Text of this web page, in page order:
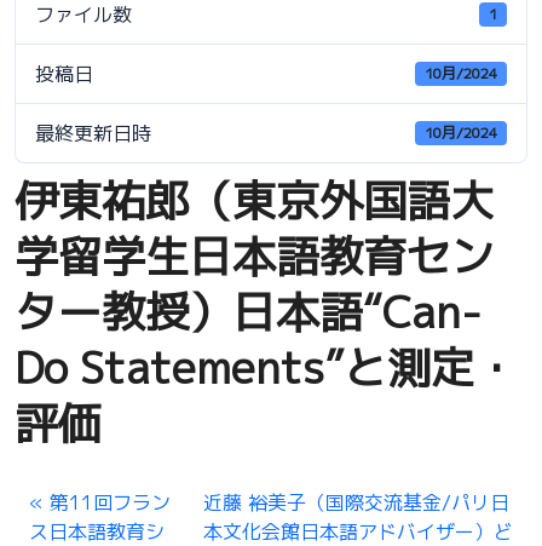
ファイル数 1
投稿日 10月/2024
最終更新日時 10月/2024
伊東祐郎（東京外国語大
学留学生日本語教育セン
ター教授）日本語“Can-
Do Statements”と測定・
評価
第11回フラン
ス日本語教育シ
近藤 裕美子（国際交流基金/パリ日
本文化会館日本語アドバイザー）ど